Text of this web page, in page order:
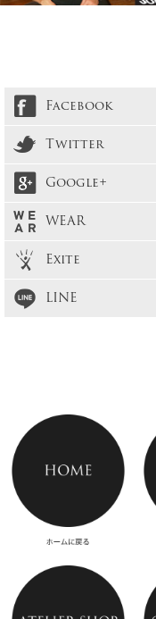
Facebook
Twitter
Google+
WEAR
Exite
LINE